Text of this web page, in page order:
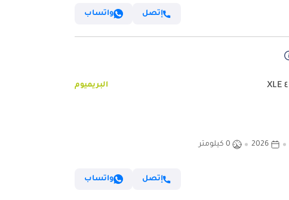
إتصل واتساب
البريميوم
2026 0 كيلومتر
إتصل واتساب